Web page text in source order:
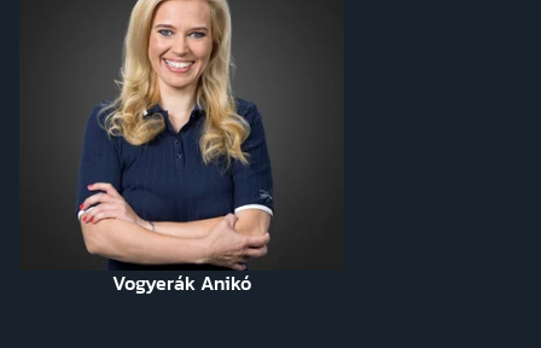
Vogyerák Anikó